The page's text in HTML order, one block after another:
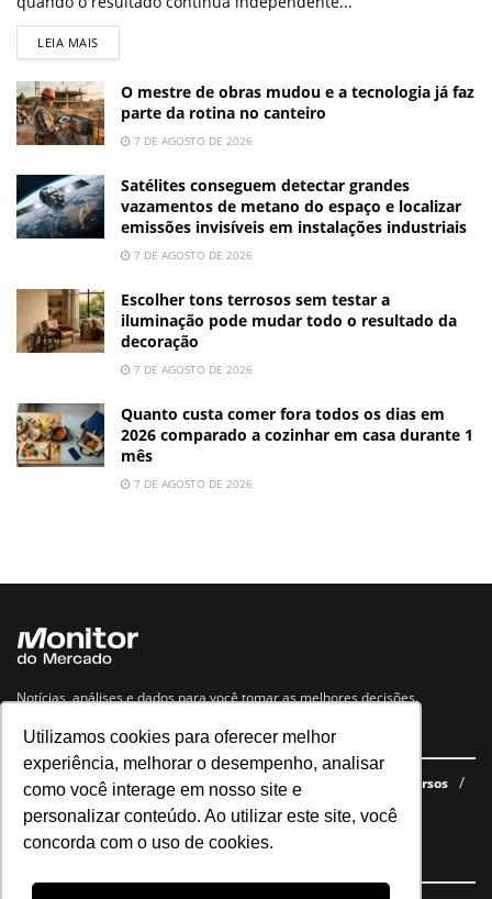
Utilizamos cookies para oferecer melhor
experiência, melhorar o desempenho, analisar
como você interage em nosso site e
personalizar conteúdo. Ao utilizar este site, você
concorda com o uso de cookies.
LEIA MAIS
O mestre de obras mudou e a tecnologia já faz
parte da rotina no canteiro
7 DE AGOSTO DE 2026
Satélites conseguem detectar grandes
vazamentos de metano do espaço e localizar
emissões invisíveis em instalações industriais
7 DE AGOSTO DE 2026
Escolher tons terrosos sem testar a
iluminação pode mudar todo o resultado da
decoração
7 DE AGOSTO DE 2026
Quanto custa comer fora todos os dias em
2026 comparado a cozinhar em casa durante 1
mês
7 DE AGOSTO DE 2026
Notícias, análises e dados para você tomar as melhores decisões.
Navegue no site
Últimas notícias Quem somos E-books gratuitos
Cursos
Política de privacidade